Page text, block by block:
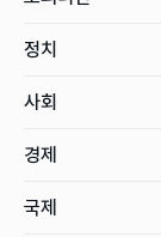
정치
사회
경제
국제